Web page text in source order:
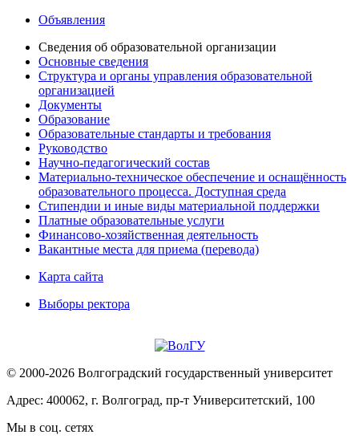
Объявления
Сведения об образовательной организации
Основные сведения
Структура и органы управления образовательной
организацией
Документы
Образование
Образовательные стандарты и требования
Руководство
Научно-педагогический состав
Материально-техническое обеспечение и оснащённость
образовательного процесса. Доступная среда
Стипендии и иные виды материальной поддержки
Платные образовательные услуги
Финансово-хозяйственная деятельность
Вакантные места для приема (перевода)
Карта сайта
Выборы ректора
© 2000-2026 Волгоградский государственный университет
Адрес: 400062, г. Волгоград, пр-т Университетский, 100
Мы в соц. сетях